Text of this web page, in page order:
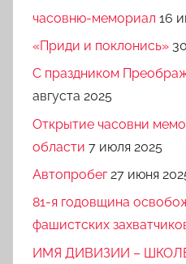
часовню-мемориал 16
«Приди и поклонись»
C праздником
августа 2025
Открытие часовни
области 7 июля 2025
Автопробег 27 июня
81-я годовщина
фашистских
ИМЯ ДИВИЗИИ –